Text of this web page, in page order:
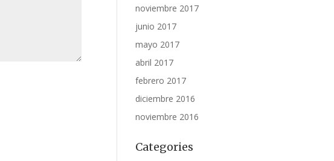
noviembre 2017
junio 2017
mayo 2017
abril 2017
febrero 2017
diciembre 2016
noviembre 2016
Categories